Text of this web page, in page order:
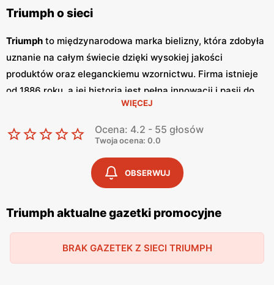
Triumph o sieci
Triumph to międzynarodowa marka bielizny, która zdobyła
uznanie na całym świecie dzięki wysokiej jakości
produktów oraz eleganckiemu wzornictwu. Firma istnieje
od 1886 roku, a jej historia jest pełna innowacji i pasji do
tworzenia bielizny, która łączy komfort z estetyką. Triumph
oferuje szeroki wybór biustonoszy, majtek, koszulek
nocnych oraz bielizny modelującej, odpowiadając na
potrzeby kobiet w każdym wieku. Triumph regularnie
gazetki promocyjne, które są dostępne zarówno w
formie drukowanej, jak i online.Gazetki
miesiąc, prezentując najnowsze kolekcje oraz aktualne
promocje
. Dzięki nim klienci mogą na bieżąco śledzić
na produkty najwyższej jakości. Regularne
WIĘCEJ
Ocena: 4.2 - 55 głosów
Twoja ocena: 0.0
OBSERWUJ
Triumph aktualne gazetki promocyjne
BRAK GAZETEK Z SIECI TRIUMPH